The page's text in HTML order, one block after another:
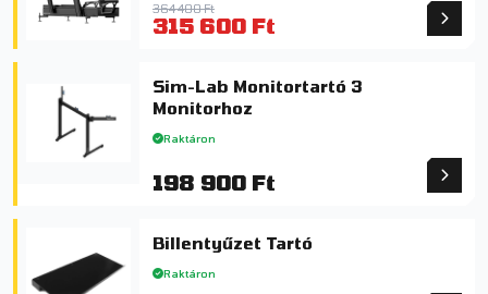
364 400 Ft
315 600 Ft
Sim-Lab Monitortartó 3
Monitorhoz
Raktáron
198 900 Ft
Billentyűzet Tartó
Raktáron